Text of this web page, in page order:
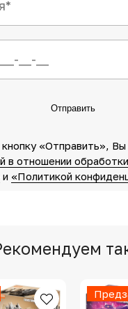
Отправить
«Отправить»‎, Вы
в отношении
‎ и «Политикой